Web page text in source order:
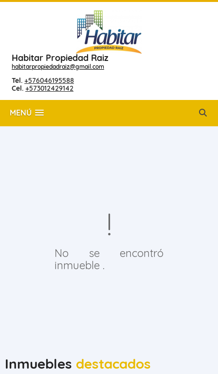
Habitar Propiedad Raiz
habitarpropiedadraiz@gmail.com
Tel. +576046195588
Cel. +573012429142
MENÚ
No se encontró
inmueble .
Inmuebles destacados